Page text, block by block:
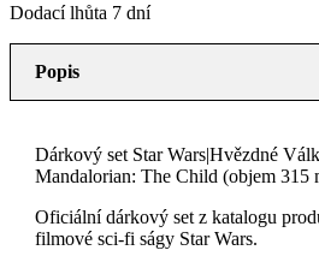
Dodací lhůta 7 dní
Popis
Dárkový set Star Wars|Hvězdné
Mandalorian: The Child (objem 315
Oficiální dárkový set z katalogu
filmové sci-fi ságy Star Wars.